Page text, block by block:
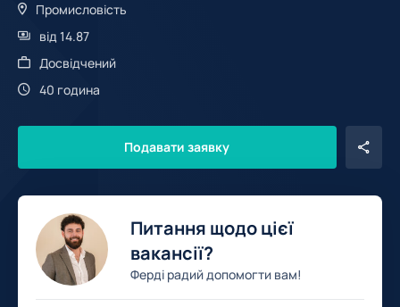
Промисловість
від 14.87
Досвідчений
40 година
Подавати заявку
Питання щодо цієї
вакансії?
Ферді радий допомогти вам!